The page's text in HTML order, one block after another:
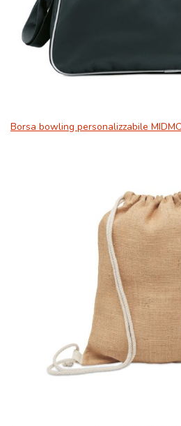
Borsa bowling personalizzabile